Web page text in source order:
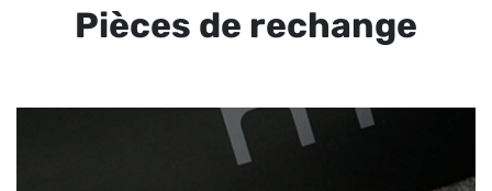
Pièces de rechange